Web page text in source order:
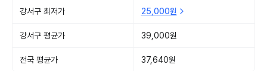
강서구 최저가 25,000원
강서구 평균가 39,000원
전국 평균가 37,640원